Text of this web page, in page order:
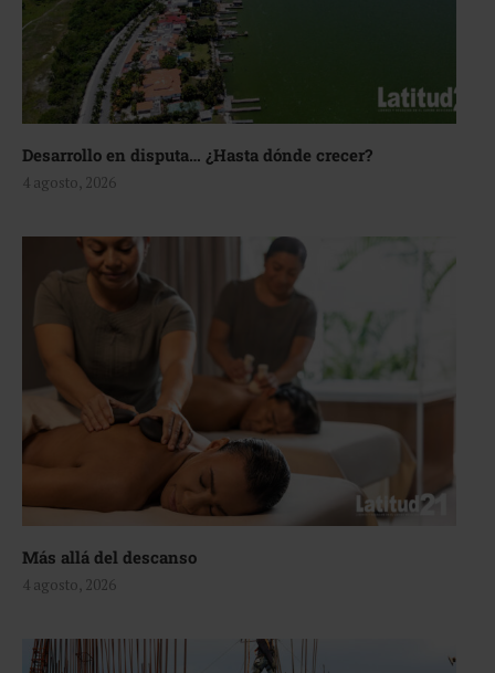
Desarrollo en disputa… ¿Hasta dónde crecer?
4 agosto, 2026
Más allá del descanso
4 agosto, 2026